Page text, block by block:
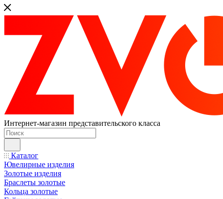
Интернет-магазин представительского класса
Каталог
Ювелирные изделия
Золотые изделия
Браслеты золотые
Кольца золотые